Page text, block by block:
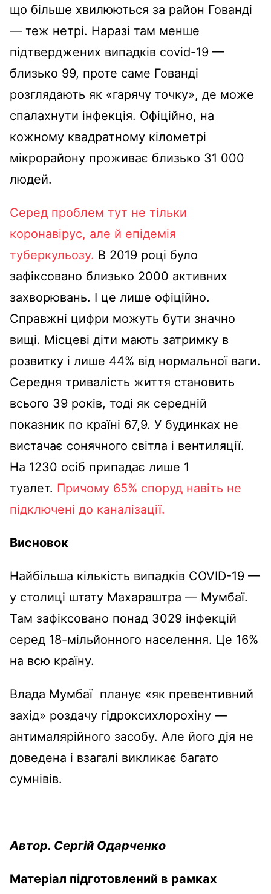
що більше хвилюються за район Гованді
— теж нетрі. Наразі там менше
підтверджених випадків covid-19 —
близько 99, проте саме Гованді
розглядають як «гарячу точку», де може
спалахнути інфекція. Офіційно, на
кожному квадратному кілометрі
мікрорайону проживає близько 31 000
людей.
Серед проблем тут не тільки
коронавірус, але й епідемія
туберкульозу. В 2019 році було
зафіксовано близько 2000 активних
захворювань. І це лише офіційно.
Справжні цифри можуть бути значно
вищі. Місцеві діти мають затримку в
розвитку і лише 44% від нормальної ваги.
Середня тривалість життя становить
всього 39 років, тоді як середній
показник по країні 67,9. У будинках не
вистачає сонячного світла і вентиляції.
На 1230 осіб припадає лише 1
туалет. Причому 65% споруд навіть не
підключені до каналізації.
Висновок
Найбільша кількість випадків COVID-19 —
у столиці штату Махараштра — Мумбаї.
Там зафіксовано понад 3029 інфекцій
серед 18-мільйонного населення. Це 16%
на всю країну.
Влада Мумбаї планує «як превентивний
захід» роздачу гідроксихлорохіну —
антималярійного засобу. Але його дія не
доведена і взагалі викликає багато
сумнівів.
Автор. Сергій Одарченко
Матеріал підготовлений в рамках